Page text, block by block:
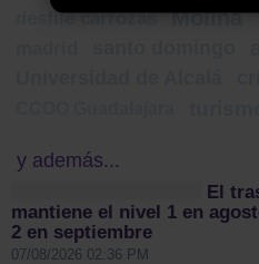
desfile carrozas
Molina
y además...
El
mantiene el nivel 1 en
2 en septiembre
07/08/2026 02:36 PM